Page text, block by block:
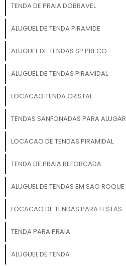
TENDA DE PRAIA DOBRAVEL
ALUGUEL DE TENDA PIRAMIDE
ALUGUEL DE TENDAS SP PRECO
ALUGUEL DE TENDAS PIRAMIDAL
LOCACAO TENDA CRISTAL
TENDAS SANFONADAS PARA ALUGAR
LOCACAO DE TENDAS PIRAMIDAL
TENDA DE PRAIA REFORCADA
ALUGUEL DE TENDAS EM SAO ROQUE
LOCACAO DE TENDAS PARA FESTAS
TENDA PARA PRAIA
ALUGUEL DE TENDA